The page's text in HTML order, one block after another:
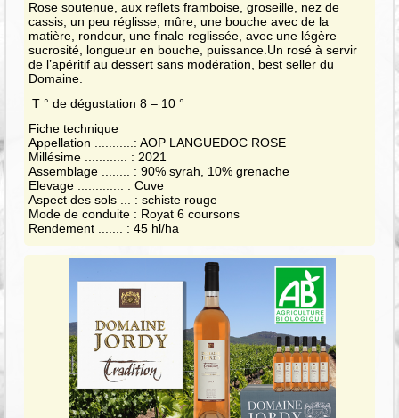
Rose soutenue, aux reflets framboise, groseille, nez de
cassis, un peu réglisse, mûre, une bouche avec de la
matière, rondeur, une finale reglissée, avec une légère
sucrosité, longueur en bouche, puissance.Un rosé à servir
de l’apéritif au dessert sans modération, best seller du
Domaine.
T ° de dégustation 8 – 10 °
Fiche technique
Appellation ...........: AOP LANGUEDOC ROSE
Millésime ............ : 2021
Assemblage ........ : 90% syrah, 10% grenache
Elevage ............. : Cuve
Aspect des sols ... : schiste rouge
Mode de conduite : Royat 6 coursons
Rendement ....... : 45 hl/ha